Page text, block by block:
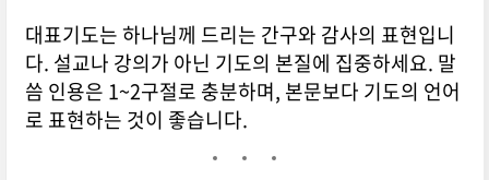
대표기도는 하나님께 드리는 간구와 감사의 표현입니
다. 설교나 강의가 아닌 기도의 본질에 집중하세요. 말
씀 인용은 1~2구절로 충분하며, 본문보다 기도의 언어
로 표현하는 것이 좋습니다.